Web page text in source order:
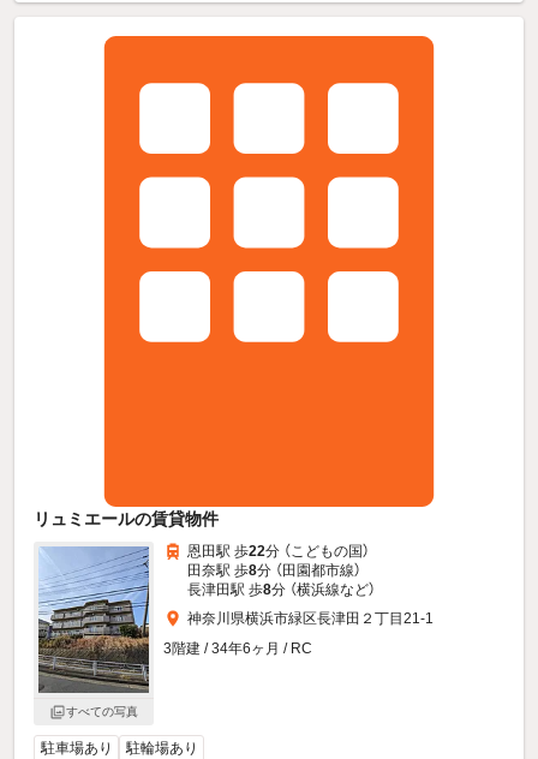
リュミエールの賃貸物件
すべての写真
恩田駅 歩22分 （こどもの国）
田奈駅 歩8分 （田園都市線）
長津田駅 歩8分 （横浜線など）
神奈川県横浜市緑区長津田２丁目21-1
3階建 / 34年6ヶ月 / RC
駐車場あり 駐輪場あり